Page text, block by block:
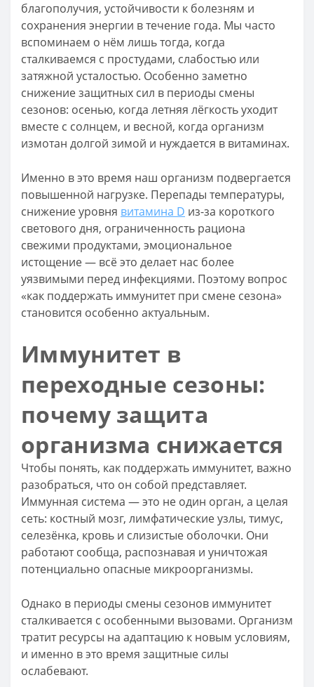
благополучия, устойчивости к болезням и
сохранения энергии в течение года. Мы часто
вспоминаем о нём лишь тогда, когда
сталкиваемся с простудами, слабостью или
затяжной усталостью. Особенно заметно
снижение защитных сил в периоды смены
сезонов: осенью, когда летняя лёгкость уходит
вместе с солнцем, и весной, когда организм
измотан долгой зимой и нуждается в витаминах.
Именно в это время наш организм подвергается
повышенной нагрузке. Перепады температуры,
снижение уровня витамина D из-за короткого
светового дня, ограниченность рациона
свежими продуктами, эмоциональное
истощение — всё это делает нас более
уязвимыми перед инфекциями. Поэтому вопрос
«как поддержать иммунитет при смене сезона»
становится особенно актуальным.
Иммунитет в
переходные сезоны:
почему защита
организма снижается
Чтобы понять, как поддержать иммунитет, важно
разобраться, что он собой представляет.
Иммунная система — это не один орган, а целая
сеть: костный мозг, лимфатические узлы, тимус,
селезёнка, кровь и слизистые оболочки. Они
работают сообща, распознавая и уничтожая
потенциально опасные микроорганизмы.
Однако в периоды смены сезонов иммунитет
сталкивается с особенными вызовами. Организм
тратит ресурсы на адаптацию к новым условиям,
и именно в это время защитные силы
ослабевают.